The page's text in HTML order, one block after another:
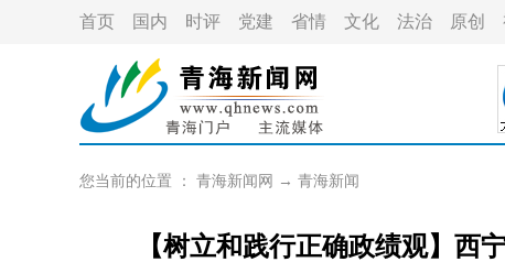
首页 国内 时评 党建 省情 文化 法治 原创
您当前的位置 ： 青海新闻网 → 青海新闻
【树立和践行正确政绩观】西